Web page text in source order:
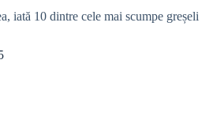
iată 10 dintre cele mai scumpe greșeli